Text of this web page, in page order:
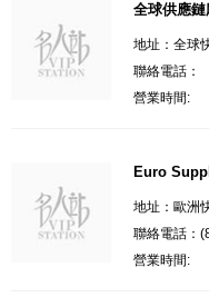
全球供應鏈
地址：全球
聯絡電話：
營業時間:
Euro
地址：歐洲
聯絡電話：
營業時間: